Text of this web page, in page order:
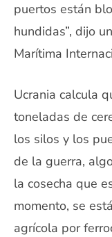
puertos están
hundidas”, dijo
Marítima
Ucrania calcula
toneladas de
los silos y los
de la guerra,
la cosecha que
momento, se
agrícola por